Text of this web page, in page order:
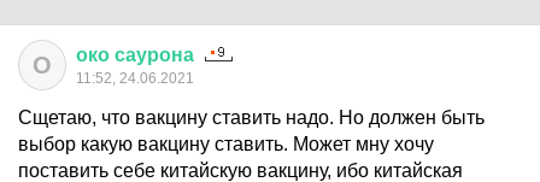
О око саурона
11:52, 24.06.2021
Сщетаю, что вакцину ставить надо. Но должен быть
выбор какую вакцину ставить. Может мну хочу
поставить себе китайскую вакцину, ибо китайская